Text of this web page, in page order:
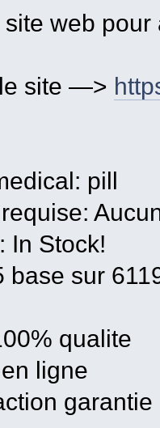
web
site —>
pill
In Stock!
base sur
qualite
ligne
garantie